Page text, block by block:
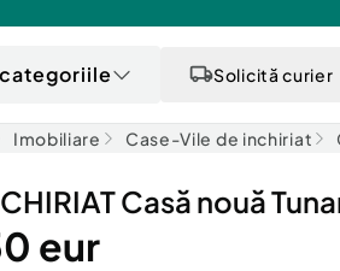
Solicită curier
Imobiliare Case-Vile de inchiriat
Casă nouă
eur